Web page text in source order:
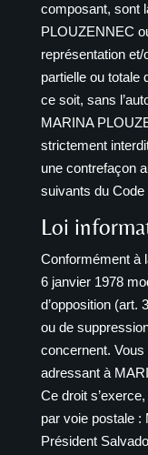
composant, sont
PLOUZENNEC
représentation
partielle ou totale
ce soit, sans
MARINA
strictement
une contrefaçon
suivants du Code
Loi
Conformément à
6 janvier 1978
d’opposition (art.
ou de
concernent.
adressant à
Ce droit
par voie postale
Président